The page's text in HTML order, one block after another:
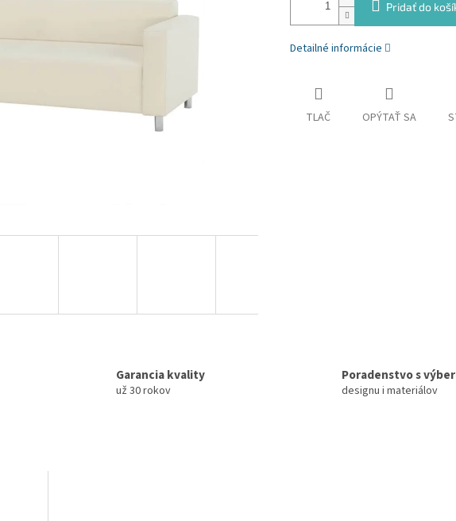
Pridať do
Detailné informácie
TLAČ OPÝTAŤ SA
Garancia kvality
už 30 rokov
Poradenstvo s
designu i materiálov